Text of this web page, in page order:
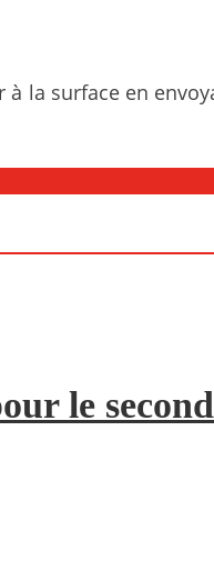
la surface en
le